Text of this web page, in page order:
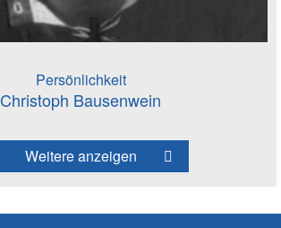
Persönlichkeit
Christoph Bausenwein
Weitere anzeigen